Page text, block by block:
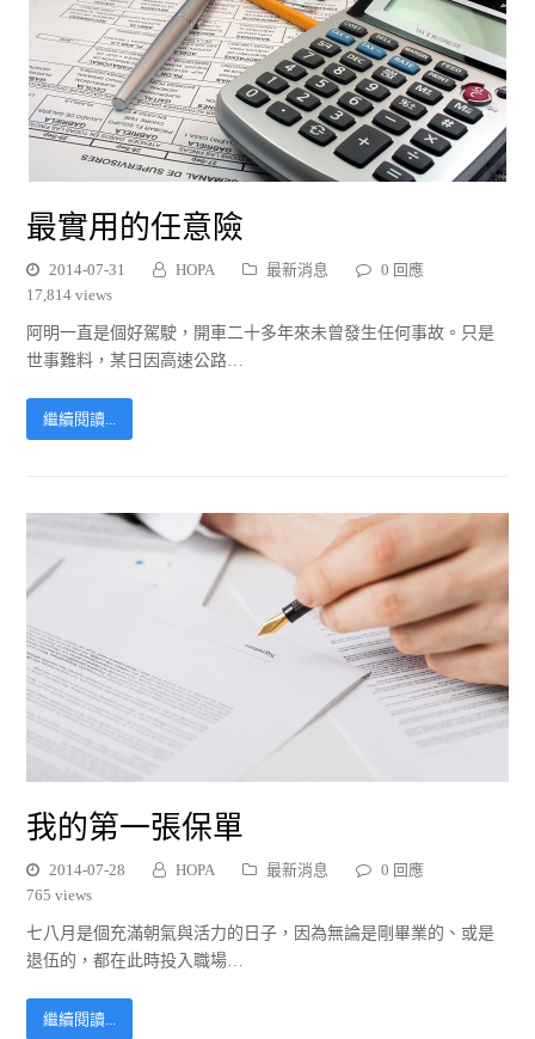
最實用的任意險
2014-07-31 HOPA 最新消息
0 回應
17,814 views
阿明一直是個好駕駛，開車二十多年來未曾發生任何事故。只是
世事難料，某日因高速公路…
繼續閱讀...
我的第一張保單
2014-07-28 HOPA 最新消息
0 回應
765 views
七八月是個充滿朝氣與活力的日子，因為無論是剛畢業的、或是
退伍的，都在此時投入職場…
繼續閱讀...